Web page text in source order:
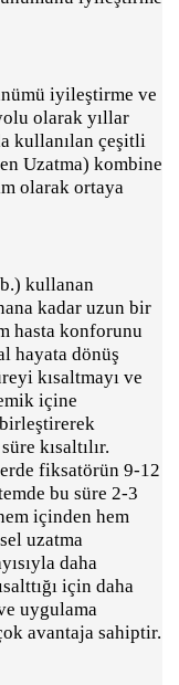
iyileştirme ve
olarak yıllar
kullanılan çeşitli
Uzatma) kombine
olarak ortaya
kullanan
kadar uzun bir
hasta konforunu
hayata dönüş
kısaltmayı ve
içine
kısaltılır.
fiksatörün 9-12
bu süre 2-3
içinden hem
uzatma
daha
için daha
uygulama
avantaja sahiptir.